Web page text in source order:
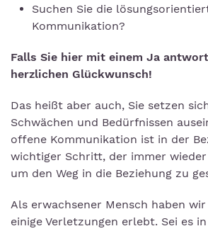
Suchen Sie die
Kommunikation?
Falls Sie hier mit einem Ja
herzlichen Glückwunsch!
Das heißt aber auch, Sie setzen
Schwächen und Bedürfnissen
offene Kommunikation ist in der
wichtiger Schritt, der immer
um den Weg in die Beziehung zu
Als erwachsener Mensch haben
einige Verletzungen erlebt. Sei es